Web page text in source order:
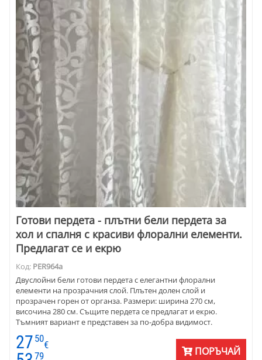
Готови пердета - плътни бели пердета за
хол и спалня с красиви флорални елементи.
Предлагат се и екрю
Код: PER964a
Двуслойни бели готови пердета с елегантни флорални
елементи на прозрачния слой. Плътен долен слой и
прозрачен горен от органза. Размери: ширина 270 см,
височина 280 см. Същите пердета се предлагат и екрю.
Тъмният вариант е представен за по-добра видимост.
27 50
€
79 ПОРЪЧАЙ